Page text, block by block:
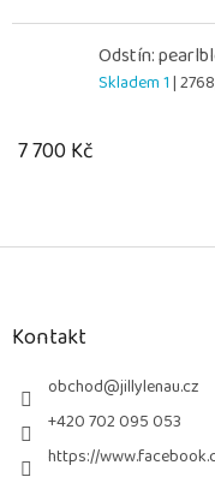
Odstín:
Skladem 1|
7 700 Kč
Z
Kontakt
obchod@jillylenau.cz
+420 702 095 053
https://